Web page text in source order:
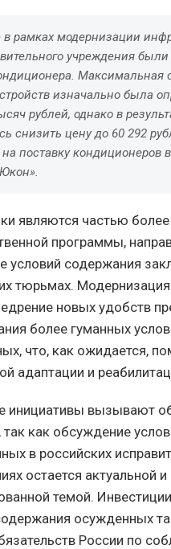
в рамках модернизации
учреждения
Максимальная
изначально была
рублей, однако в
снизить цену до 60 292
на поставку кондиционеров
являются частью
программы,
условий содержания
тюрьмах. Модернизация
новых удобств
более гуманных
что, как ожидается,
адаптации и
инициативы вызывают
так как обсуждение
в российских
остается актуальной и
темой.
осужденных
России по